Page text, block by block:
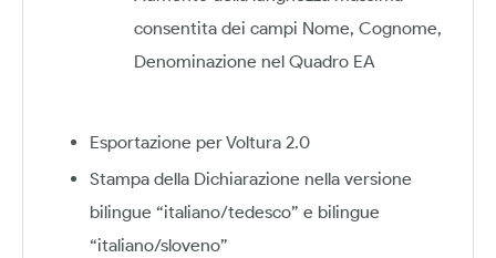
consentita dei campi Nome, Cognome,
Denominazione nel Quadro EA
Esportazione per Voltura 2.0
Stampa della Dichiarazione nella versione
bilingue “italiano/tedesco” e bilingue
“italiano/sloveno”